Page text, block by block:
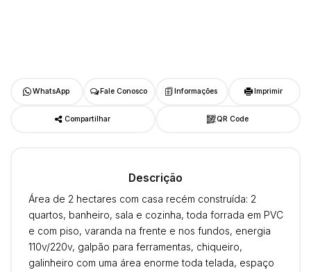
WhatsApp Fale Conosco Informações Imprimir
Compartilhar QR Code
Descrição
Área de 2 hectares com casa recém construída: 2
quartos, banheiro, sala e cozinha, toda forrada em PVC
e com piso, varanda na frente e nos fundos, energia
110v/220v, galpão para ferramentas, chiqueiro,
galinheiro com uma área enorme toda telada, espaço